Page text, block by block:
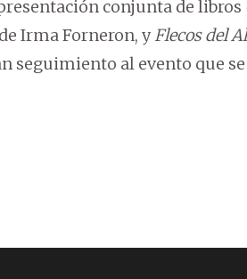
conjunta de libros
Irma Forneron, yFlecos del
seguimiento al evento que